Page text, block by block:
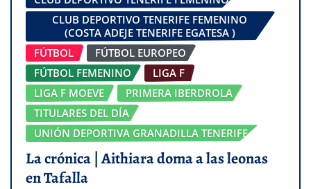
CLUB DEPORTIVO TENERIFE FEMENINO
(COSTA ADEJE TENERIFE EGATESA )
FÚTBOL
FÚTBOL EUROPEO
FÚTBOL FEMENINO
LIGA F
LIGA F MOEVE
PRIMERA IBERDROLA
TITULARES DEL DÍA
UNIÓN DEPORTIVA GRANADILLA TENERIFE
La crónica | Aithiara doma a las leonas
en Tafalla